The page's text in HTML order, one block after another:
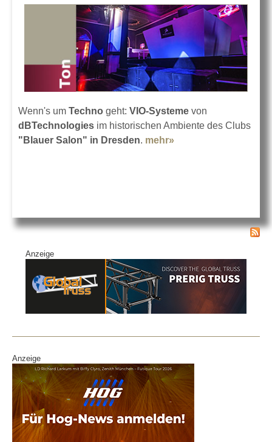
Wenn's um Techno geht: VIO-Systeme von
dBTechnologies im historischen Ambiente des Clubs
"Blauer Salon" in Dresden. mehr»
Anzeige
Anzeige